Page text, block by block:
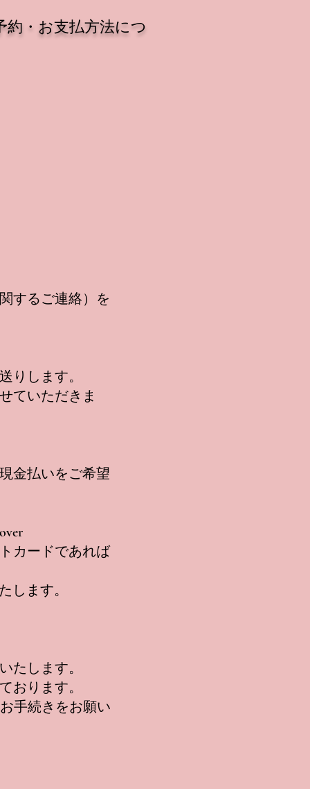
・お支払方法につ
するご連絡）を
りします。
ていただきま
金払いをご希望
カードであれば
します。
たします。
おります。
手続きをお願い